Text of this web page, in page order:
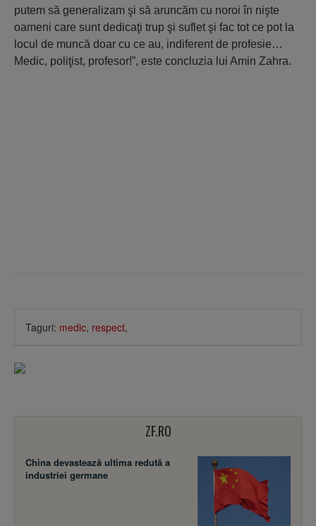
putem să generalizam şi să aruncăm cu noroi în nişte
oameni care sunt dedicaţi trup şi suflet şi fac tot ce pot la
locul de muncă doar cu ce au, indiferent de profesie…
Medic, poliţist, profesor!”, este concluzia lui Amin Zahra.
Taguri: medic, respect,
ZF.RO
China devastează ultima redută a
industriei germane